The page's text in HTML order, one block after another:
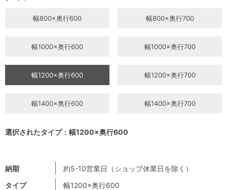
納期
約5-10営業日（ショップ休業日を除く）
タイプ
幅1200×奥行600
幅800×奥行600 幅800×奥行700
幅1000×奥行600 幅1000×奥行700
幅1200×奥行600 幅1200×奥行700
幅1400×奥行600 幅1400×奥行700
選択されたタイプ：幅1200×奥行600